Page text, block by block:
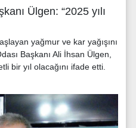
Ülgen: “2025 yılı
yağmur ve kar yağışını
Başkanı Ali İhsan Ülgen,
bir yıl olacağını ifade etti.